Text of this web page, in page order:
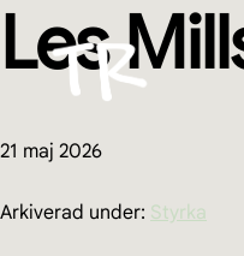
till
huvudnavigering
till
huvudinnehåll
till
det
primära
sidofältet
till
sidfot
Les
21 maj 2026
Arkiverad under: Styrka